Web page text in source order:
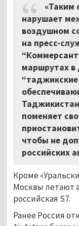
«Таким
нарушает
воздушном
на пресс-
маршрутах
поменяет
чтобы не
российских
Кроме
Москвы летают
российская S7.
Ранее Россия